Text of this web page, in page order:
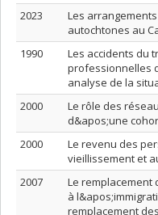
2023
Les
autochtones au
1990
Les accidents du
professionnelles
analyse de la
2000
Le rôle des
d&apos;une
2000
Le revenu des
vieillissement et
2007
Le remplacement
à
remplacement